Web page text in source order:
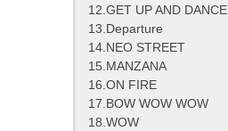
12.GET UP AND DANCE
13.Departure
14.NEO STREET
15.MANZANA
16.ON FIRE
17.BOW WOW WOW
18.WOW